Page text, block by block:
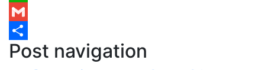
WhatsApp
Gmail
Share
Post navigation